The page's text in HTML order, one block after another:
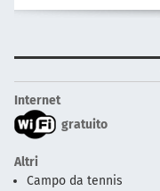
Internet
gratuito
Altri
Campo da tennis